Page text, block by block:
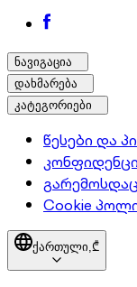
ნავიგაცია
დახმარება
კატეგორიები
წესები და
Cookie
ქართული, ₾